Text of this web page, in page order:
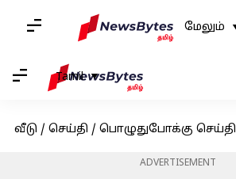
மேலும்
Tamil
வீடு / செய்தி / பொழுதுபோக்கு செய்தி
ADVERTISEMENT